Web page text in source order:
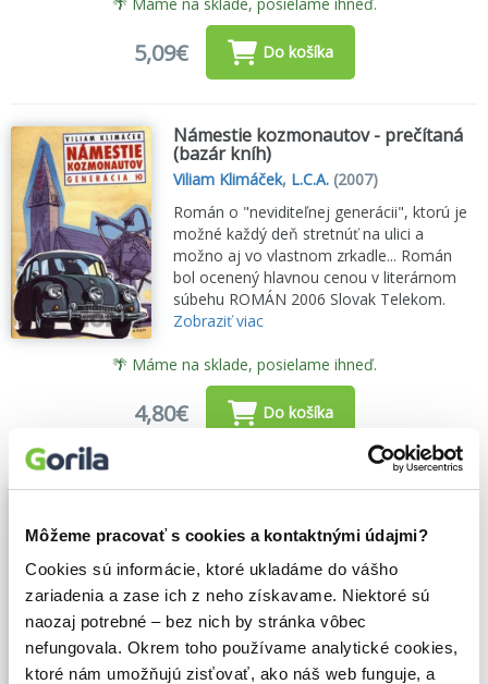
Môžeme pracovať s cookies a kontaktnými údajmi?
Cookies sú informácie, ktoré ukladáme do vášho
zariadenia a zase ich z neho získavame. Niektoré sú
naozaj potrebné – bez nich by stránka vôbec
nefungovala. Okrem toho používame analytické cookies,
ktoré nám umožňujú zisťovať, ako náš web funguje, a
5,09€ Do košíka
Námestie kozmonautov - prečítaná
(bazár kníh)
Viliam Klimáček, L.C.A. (2007)
Román o "neviditeľnej generácii", ktorú je
možné každý deň stretnúť na ulici a
možno aj vo vlastnom zrkadle... Román
bol ocenený hlavnou cenou v literárnom
súbehu ROMÁN 2006 Slovak Telekom.
Zobraziť viac
🌴 Máme na sklade, posielame ihneď.
4,80€ Do košíka
Mačacia krajina - prečítaná (bazár
Stanislav Rakús,L.C.A.(2005)
Humorne ladená knižka pre dospelých i
nedospelých...Zobraziť viac